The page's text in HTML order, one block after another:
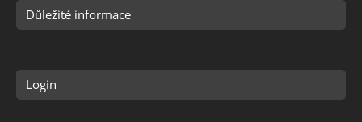
Důležité informace
Login